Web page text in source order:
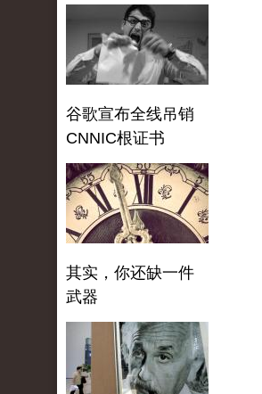
谷歌宣布全线吊销
CNNIC根证书
其实，你还缺一件
武器